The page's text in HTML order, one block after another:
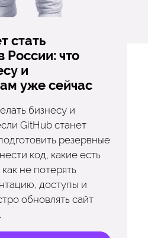
стать
России: что
и
уже сейчас
бизнесу и
GitHub станет
резервные
код, какие есть
не потерять
доступы и
обновлять сайт